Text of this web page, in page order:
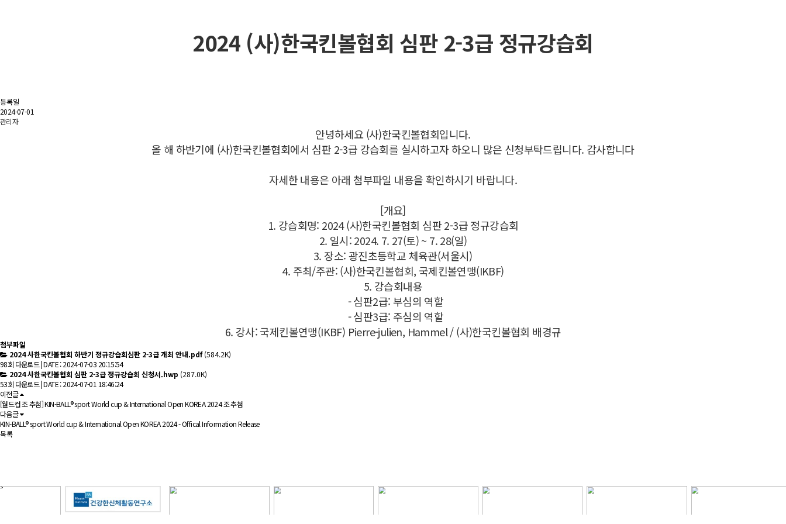
2024 (사)한국킨볼협회 심판 2-3급 정규강습회
등록일
2024-07-01
관리자
안녕하세요 (사)한국킨볼협회입니다.
올 해 하반기에 (사)한국킨볼협회에서 심판 2-3급 강습회를 실시하고자 하오니 많은 신청부탁드립니다. 감사합니다
자세한 내용은 아래 첨부파일 내용을 확인하시기 바랍니다.
[개요]
1. 강습회명: 2024 (사)한국킨볼협회 심판 2-3급 정규강습회
2. 일시: 2024. 7. 27(토) ~ 7. 28(일)
3. 장소: 광진초등학교 체육관(서울시)
4. 주최/주관: (사)한국킨볼협회, 국제킨볼연맹(IKBF)
5. 강습회내용
- 심판2급: 부심의 역할
- 심판3급: 주심의 역할
6. 강사: 국제킨볼연맹(IKBF) Pierre-julien, Hammel / (사)한국킨볼협회 배경규
첨부파일
2024 사한국킨볼협회 하반기 정규강습회심판 2-3급 개최 안내.pdf(584.2K)
98회 다운로드 | DATE : 2024-07-03 20:15:54
2024 사한국킨볼협회 심판 2-3급 정규강습회 신청서.hwp (287.0K)
53회 다운로드 | DATE : 2024-07-01 18:46:24
이전글
[월드컵 조 추첨] KIN-BALL® sport World cup & International Open KOREA 2024 조 추첨
다음글
KIN-BALL® sport World cup & International Open KOREA 2024 - Offical Information Release
목록